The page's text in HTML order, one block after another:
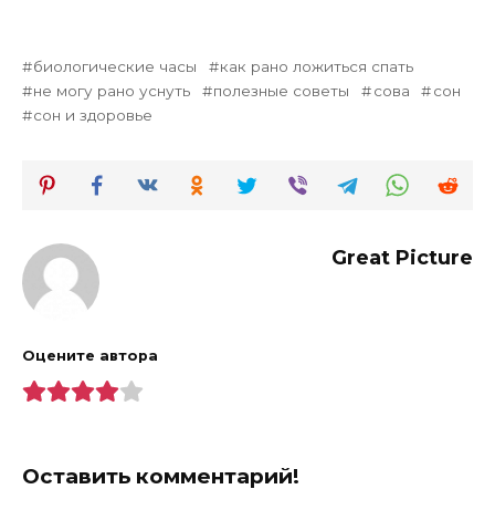
биологические часы
как рано ложиться спать
не могу рано уснуть
полезные советы сова
сон
сон и здоровье
Great Picture
Оцените автора
Оставить комментарий!